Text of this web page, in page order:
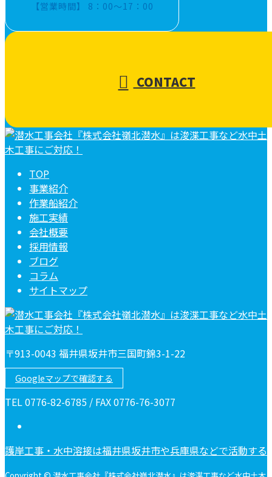
【営業時間】 8：00～17：00
CONTACT
TOP
事業紹介
作業船紹介
施工実績
会社概要
採用情報
ブログ
コラム
サイトマップ
〒913-0043 福井県坂井市三国町錦3-1-22
Googleマップで確認する
TEL 0776-82-6785 / FAX 0776-76-3077
護岸工事・水中溶接は福井県坂井市や兵庫県などで活動す